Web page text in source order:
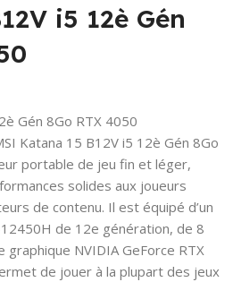
i5 12è Gén
Gén 8Go RTX 4050
Katana 15 B12V i5 12è Gén 8Go
portable de jeu fin et léger,
solides aux joueurs
de contenu. Il est équipé d’un
de 12e génération, de 8
graphique NVIDIA GeForce RTX
de jouer à la plupart des jeux